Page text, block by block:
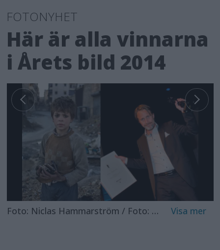
FOTONYHET
Här är alla vinnarna
i Årets bild 2014
Foto: Niclas Hammarström / Foto: Sara Strandlund